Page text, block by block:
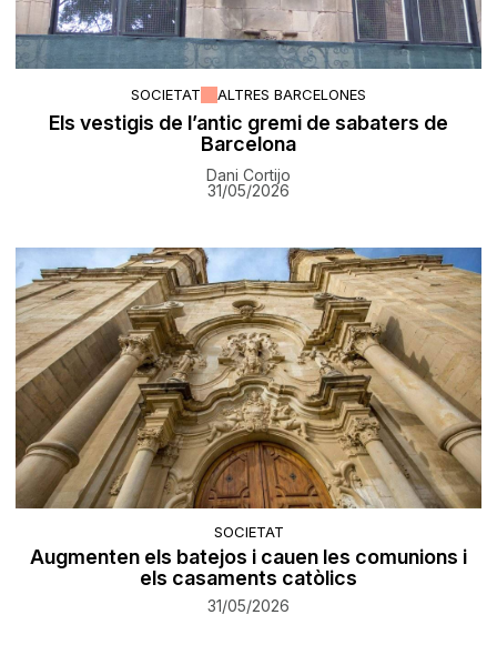
SOCIETAT ALTRES BARCELONES
Els vestigis de l’antic gremi de sabaters de
Barcelona
Dani Cortijo
31/05/2026
SOCIETAT
Augmenten els batejos i cauen les comunions i
els casaments catòlics
31/05/2026